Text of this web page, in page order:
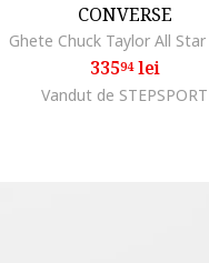
CONVERSE
33594lei
Vandut de STEPSPORT